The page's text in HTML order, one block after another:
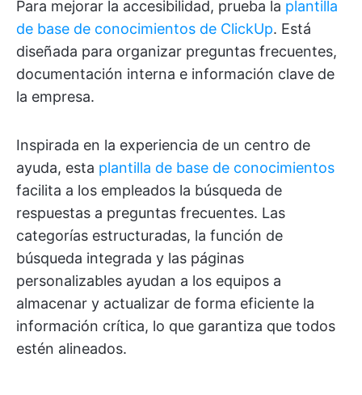
Para mejorar la accesibilidad, prueba la plantilla
de base de conocimientos de ClickUp. Está
diseñada para organizar preguntas frecuentes,
documentación interna e información clave de
la empresa.
Inspirada en la experiencia de un centro de
ayuda, esta plantilla de base de conocimientos
facilita a los empleados la búsqueda de
respuestas a preguntas frecuentes. Las
categorías estructuradas, la función de
búsqueda integrada y las páginas
personalizables ayudan a los equipos a
almacenar y actualizar de forma eficiente la
información crítica, lo que garantiza que todos
estén alineados.